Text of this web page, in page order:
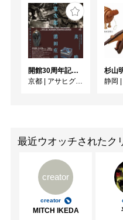
開館30周年記念 山本爲三郎・河井寬次郎没後60年記念 「共鳴 河井寬次郎 × 濱田庄司 ー山本爲三郎コレクションより」
京都 | アサヒグループ大山崎山荘美術館
静岡 |
最近ウオッチされたク
creator
creator
MITCH IKEDA